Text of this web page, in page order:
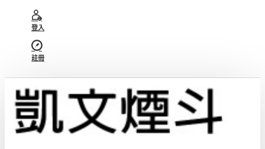
登入
註冊